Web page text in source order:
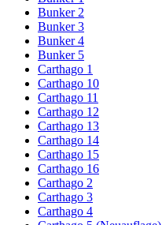
Bunker 2
Bunker 3
Bunker 4
Bunker 5
Carthago 1
Carthago 10
Carthago 11
Carthago 12
Carthago 13
Carthago 14
Carthago 15
Carthago 16
Carthago 2
Carthago 3
Carthago 4